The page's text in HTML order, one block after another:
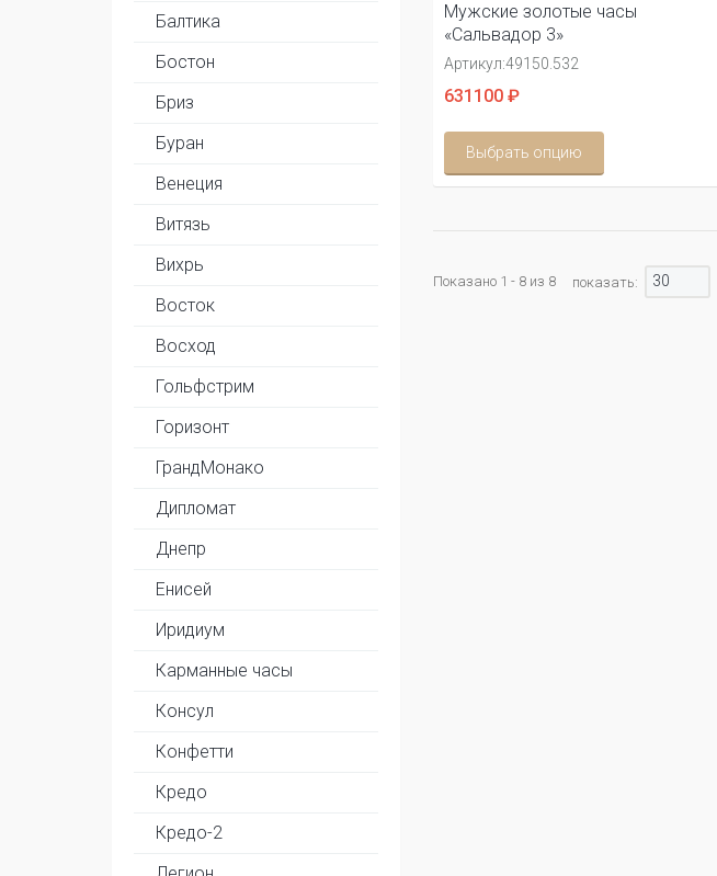
Балтика
Бостон
Бриз
Буран
Венеция
Витязь
Вихрь
Восток
Восход
Гольфстрим
Горизонт
ГрандМонако
Дипломат
Днепр
Енисей
Иридиум
Карманные часы
Консул
Конфетти
Кредо
Кредо-2
Мужские золотые часы
«Сальвадор 3»
Артикул:49150.532
631100 ₽
Выбрать опцию
Показано 1 - 8 из 8 показать: 30